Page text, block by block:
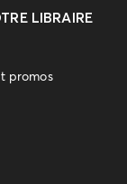
LIBRAIRE
promos